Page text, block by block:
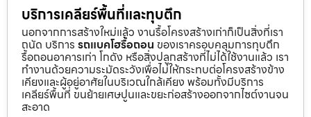
บริการเคลียร์พื้นที่และทุบตึก
นอกจากการสร้างใหม่แล้ว งานรื้อโครงสร้างเก่าก็เป็นสิ่งที่เรา
ถนัด บริการ รถแบคโฮรื้อถอน ของเราครอบคลุมการทุบตึก
รื้อถอนอาคารเก่า โกดัง หรือสิ่งปลูกสร้างที่ไม่ได้ใช้งานแล้ว เรา
ทำงานด้วยความระมัดระวังเพื่อไม่ให้กระทบต่อโครงสร้างข้าง
เคียงและผู้อยู่อาศัยในบริเวณใกล้เคียง พร้อมทั้งมีบริการ
เคลียร์พื้นที่ ขนย้ายเศษปูนและขยะก่อสร้างออกจากไซต์งานจน
สะอาด